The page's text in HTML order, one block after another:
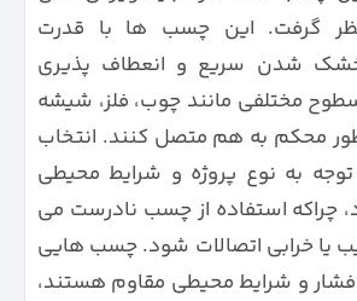
گرفت. این چسب‌ ها با قدرت
خشک شدن سریع و انعطاف‌ پذیری
مختلفی مانند چوب، فلز، شیشه
محکم به هم متصل کنند. انتخاب
به نوع پروژه و شرایط محیطی
چراکه استفاده از چسب نادرست می‌
یا خرابی اتصالات شود. چسب‌ هایی
فشار و شرایط محیطی مقاوم هستند،